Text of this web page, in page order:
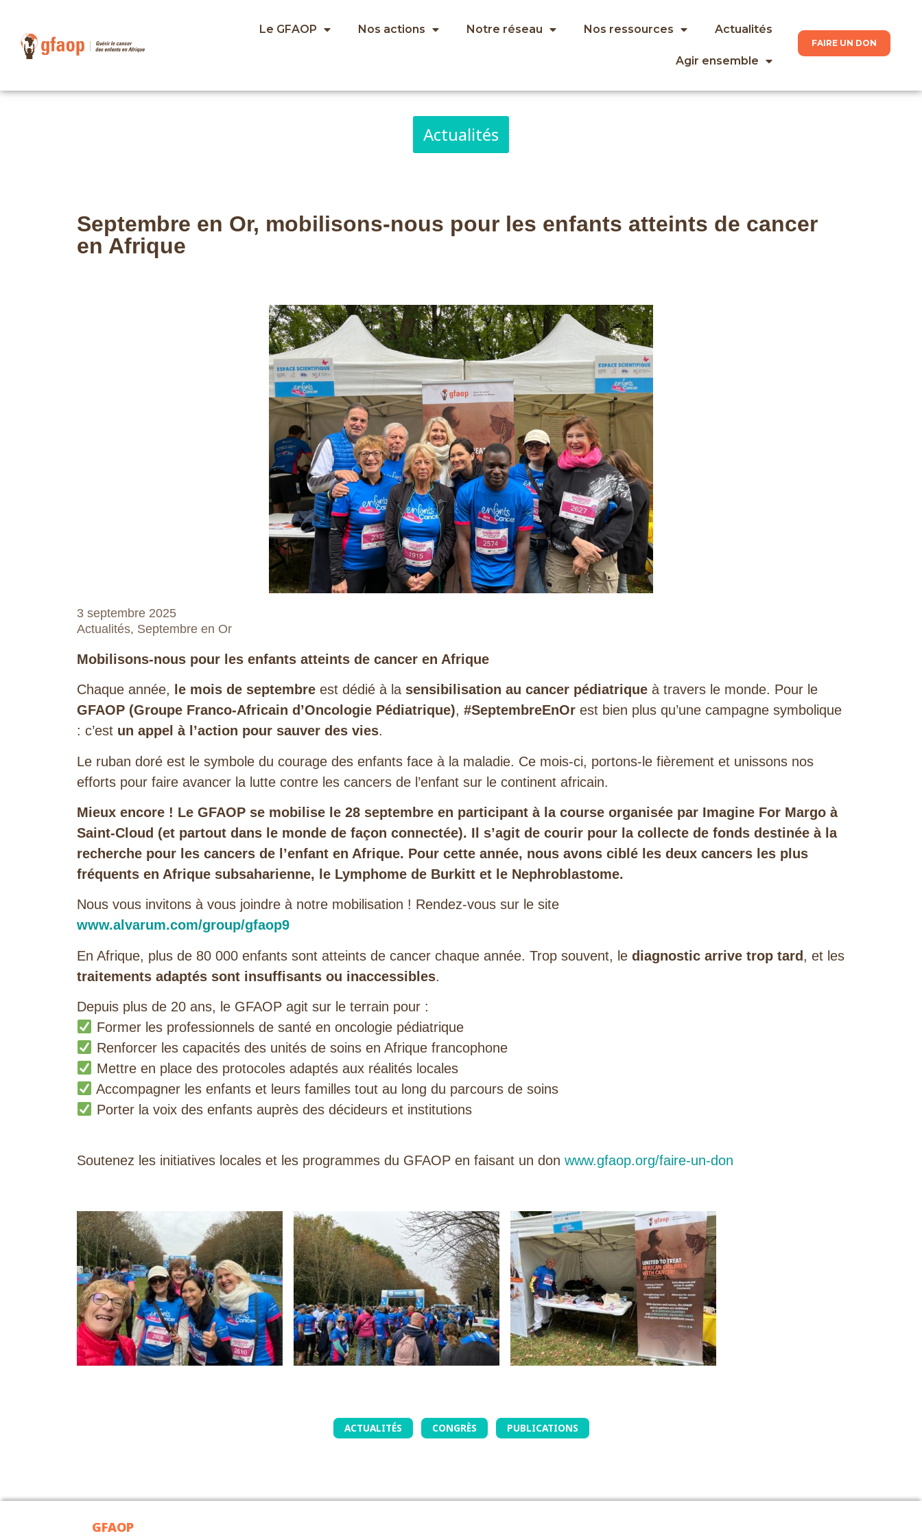
Le GFAOP Nos actions Notre réseau Nos ressources Actualités
Agir ensemble
FAIRE UN DON
Actualités
Septembre en Or, mobilisons-nous pour les enfants atteints de cancer
en Afrique
3 septembre 2025
Actualités, Septembre en Or
Mobilisons-nous pour les enfants atteints de cancer en Afrique
Chaque année, le mois de septembre est dédié à la sensibilisation au cancer pédiatrique à travers le monde. Pour le
GFAOP (Groupe Franco-Africain d’Oncologie Pédiatrique), #SeptembreEnOr est bien plus qu’une campagne symbolique
: c’est un appel à l’action pour sauver des vies.
Le ruban doré est le symbole du courage des enfants face à la maladie. Ce mois-ci, portons-le fièrement et unissons nos
efforts pour faire avancer la lutte contre les cancers de l’enfant sur le continent africain.
Mieux encore ! Le GFAOP se mobilise le 28 septembre en participant à la course organisée par Imagine For Margo à
Saint-Cloud (et partout dans le monde de façon connectée). Il s’agit de courir pour la collecte de fonds destinée à la
recherche pour les cancers de l’enfant en Afrique. Pour cette année, nous avons ciblé les deux cancers les plus
fréquents en Afrique subsaharienne, le Lymphome de Burkitt et le Nephroblastome.
Nous vous invitons à vous joindre à notre mobilisation ! Rendez-vous sur le site
www.alvarum.com/group/gfaop9
En Afrique, plus de 80 000 enfants sont atteints de cancer chaque année. Trop souvent, le diagnostic arrive trop tard, et les
traitements adaptés sont insuffisants ou inaccessibles.
Depuis plus de 20 ans, le GFAOP agit sur le terrain pour :
Former les professionnels de santé en oncologie pédiatrique
Renforcer les capacités des unités de soins en Afrique francophone
Mettre en place des protocoles adaptés aux réalités locales
Accompagner les enfants et leurs familles tout au long du parcours de soins
Porter la voix des enfants auprès des décideurs et institutions
Soutenez les initiatives locales et les programmes du GFAOP en faisant un don www.gfaop.org/faire-un-don
ACTUALITÉS CONGRÈS PUBLICATIONS
GFAOP